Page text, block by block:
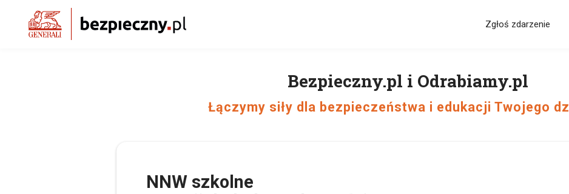
Zgłoś zdarzenie
Bezpieczny.pl i Odrabiamy.pl
Łączymy siły dla bezpieczeństwa i edukacji Twojego
NNW szkolne